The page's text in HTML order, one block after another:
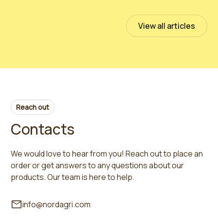
View all articles
Reach out
Contacts
We would love to hear from you! Reach out to place an
order or get answers to any questions about our
products. Our team is here to help.
info@nordagri.com